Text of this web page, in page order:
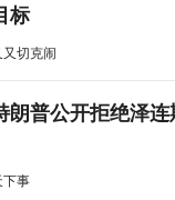
标
又切克闹
朗普公开拒绝泽连
下事